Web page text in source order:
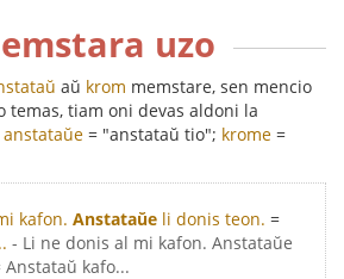
uzo
aŭ krom memstare, sen mencio
temas, tiam oni devas aldoni la
anstataŭe = "anstataŭ tio"; krome =
kafon. Anstataŭe li donis teon. =
- Li ne donis al mi kafon. Anstataŭe
kafo...